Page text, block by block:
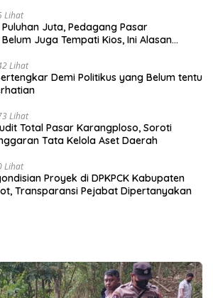
Lihat
Juta, Pedagang Pasar
Juga Tempati Kios, Ini Alasan
Lihat
Demi Politikus yang Belum tentu
Lihat
Total Pasar Karangploso, Soroti
Tata Kelola Aset Daerah
Lihat
Proyek di DPKPCK Kabupaten
Transparansi Pejabat Dipertanyakan